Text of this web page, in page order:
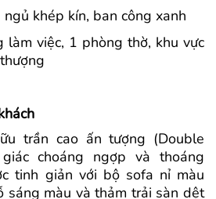
khép kín, ban công xanh
làm việc, 1 phòng thờ, khu vực
trần cao ấn tượng (Double
choáng ngợp và thoáng
tinh giản với bộ sofa nỉ màu
sáng màu và thảm trải sàn dệt